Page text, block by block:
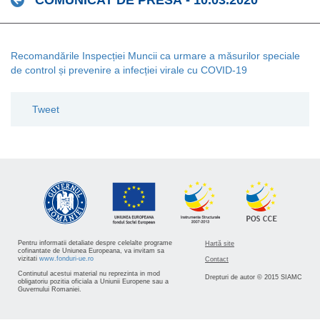
Recomandările Inspecției Muncii ca urmare a măsurilor speciale
de control și prevenire a infecției virale cu COVID-19
Tweet
Pentru informatii detaliate despre celelalte programe
cofinantate de Uniunea Europeana, va invitam sa
vizitati www.fonduri-ue.ro
Continutul acestui material nu reprezinta in mod
obligatoriu pozitia oficiala a Uniunii Europene sau a
Guvernului Romaniei.
Hartă site
Contact
Drepturi de autor © 2015 SIAMC